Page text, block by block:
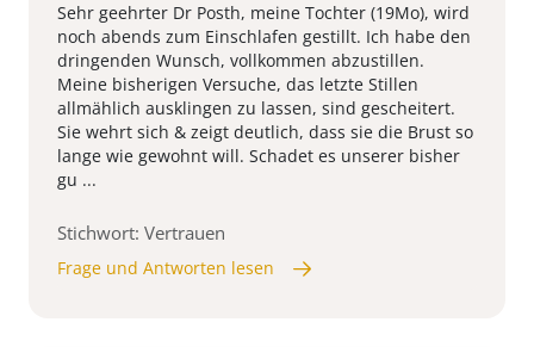
Sehr geehrter Dr Posth, meine Tochter (19Mo), wird
noch abends zum Einschlafen gestillt. Ich habe den
dringenden Wunsch, vollkommen abzustillen.
Meine bisherigen Versuche, das letzte Stillen
allmählich ausklingen zu lassen, sind gescheitert.
Sie wehrt sich & zeigt deutlich, dass sie die Brust so
lange wie gewohnt will. Schadet es unserer bisher
gu ...
Stichwort: Vertrauen
Frage und Antworten lesen